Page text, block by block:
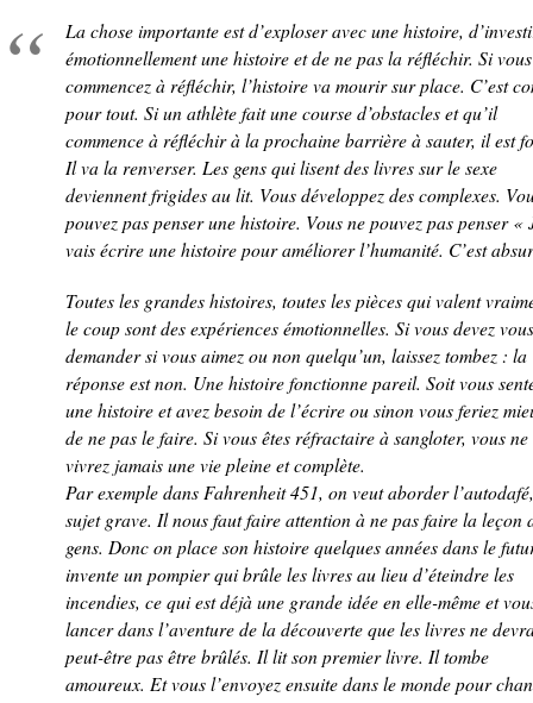
La chose importante est d’exploser avec une histoire,
émotionnellement une histoire et de ne pas la réfléchir. Si vous
commencez à réfléchir, l’histoire va mourir sur place. C’est
pour tout. Si un athlète fait une course d’obstacles et qu’il
commence à réfléchir à la prochaine barrière à sauter, il est
Il va la renverser. Les gens qui lisent des livres sur le sexe
deviennent frigides au lit. Vous développez des complexes.
pouvez pas penser une histoire. Vous ne pouvez pas penser «
vais écrire une histoire pour améliorer l’humanité. C’est
Toutes les grandes histoires, toutes les pièces qui valent
le coup sont des expériences émotionnelles. Si vous devez vous
demander si vous aimez ou non quelqu’un, laissez tombez : la
réponse est non. Une histoire fonctionne pareil. Soit vous
une histoire et avez besoin de l’écrire ou sinon vous feriez
de ne pas le faire. Si vous êtes réfractaire à sangloter, vous ne
vivrez jamais une vie pleine et complète.
Par exemple dans Fahrenheit 451, on veut aborder
sujet grave. Il nous faut faire attention à ne pas faire la leçon
gens. Donc on place son histoire quelques années dans le
invente un pompier qui brûle les livres au lieu d’éteindre les
incendies, ce qui est déjà une grande idée en elle-même et
lancer dans l’aventure de la découverte que les livres ne
peut-être pas être brûlés. Il lit son premier livre. Il tombe
amoureux. Et vous l’envoyez ensuite dans le monde pour